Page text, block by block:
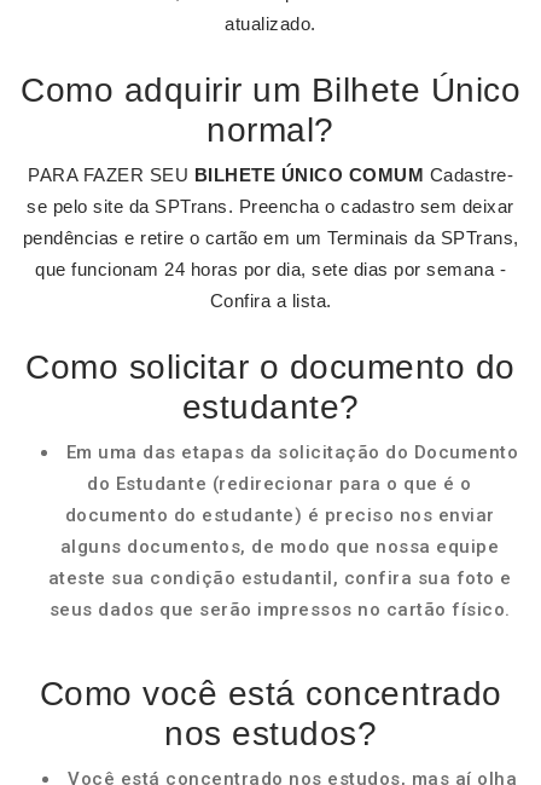
atualizado.
Como adquirir um Bilhete Único
normal?
PARA FAZER SEU BILHETE ÚNICO COMUM Cadastre-
se pelo site da SPTrans. Preencha o cadastro sem deixar
pendências e retire o cartão em um Terminais da SPTrans,
que funcionam 24 horas por dia, sete dias por semana -
Confira a lista.
Como solicitar o documento do
estudante?
Em uma das etapas da solicitação do Documento
do Estudante (redirecionar para o que é o
documento do estudante) é preciso nos enviar
alguns documentos, de modo que nossa equipe
ateste sua condição estudantil, confira sua foto e
seus dados que serão impressos no cartão físico.
Como você está concentrado
nos estudos?
Você está concentrado nos estudos, mas aí olha